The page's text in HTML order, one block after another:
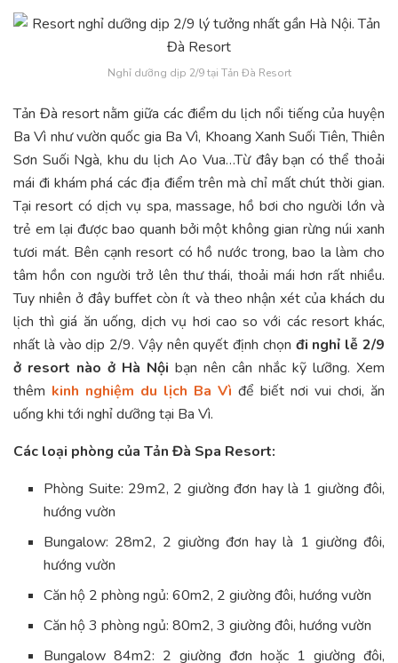
Nghỉ dưỡng dịp 2/9 tại Tản Đà Resort
Tản Đà resort nằm giữa các điểm du lịch nổi tiếng của huyện
Ba Vì như vườn quốc gia Ba Vì, Khoang Xanh Suối Tiên, Thiên
Sơn Suối Ngà, khu du lịch Ao Vua…Từ đây bạn có thể thoải
mái đi khám phá các địa điểm trên mà chỉ mất chút thời gian.
Tại resort có dịch vụ spa, massage, hồ bơi cho người lớn và
trẻ em lại được bao quanh bởi một không gian rừng núi xanh
tươi mát. Bên cạnh resort có hồ nước trong, bao la làm cho
tâm hồn con người trở lên thư thái, thoải mái hơn rất nhiều.
Tuy nhiên ở đây buffet còn ít và theo nhận xét của khách du
lịch thì giá ăn uống, dịch vụ hơi cao so với các resort khác,
nhất là vào dịp 2/9. Vậy nên quyết định chọn đi nghỉ lễ 2/9
ở resort nào ở Hà Nội bạn nên cân nhắc kỹ lưỡng. Xem
thêm kinh nghiệm du lịch Ba Vì để biết nơi vui chơi, ăn
uống khi tới nghỉ dưỡng tại Ba Vì.
Các loại phòng của Tản Đà Spa Resort:
Phòng Suite: 29m2, 2 giường đơn hay là 1 giường đôi,
hướng vườn
Bungalow: 28m2, 2 giường đơn hay là 1 giường đôi,
hướng vườn
Căn hộ 2 phòng ngủ: 60m2, 2 giường đôi, hướng vườn
Căn hộ 3 phòng ngủ: 80m2, 3 giường đôi, hướng vườn
Bungalow 84m2: 2 giường đơn hoặc 1 giường đôi,